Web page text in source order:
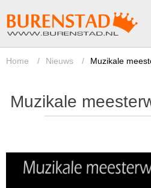
Home / Nieuws / Muzikale
Muzikale